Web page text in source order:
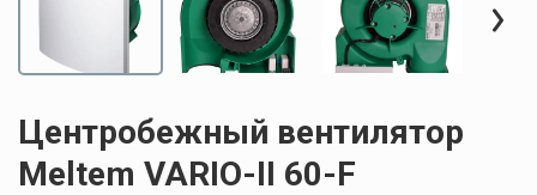
Центробежный вентилятор
Meltem VARIO-II 60-F